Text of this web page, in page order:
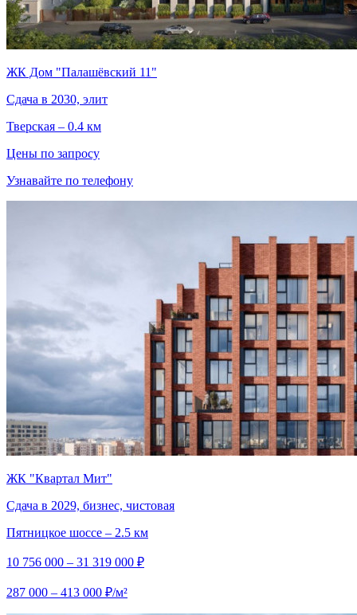
ЖК Дом "Палашёвский 11"
Сдача в 2030, элит
Тверская – 0.4 км
Цены по запросу
Узнавайте по телефону
ЖК "Квартал Мит"
Сдача в 2029, бизнес, чистовая
Пятницкое шоссе – 2.5 км
10 756 000 – 31 319 000 ₽
287 000 – 413 000 ₽/м²